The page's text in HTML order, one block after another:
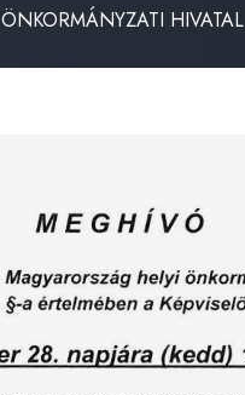
ÖNKORMÁNYZATI HIVATAL